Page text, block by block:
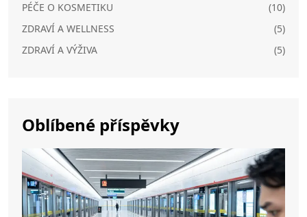
PÉČE O KOSMETIKU
(10)
ZDRAVÍ A WELLNESS
(5)
ZDRAVÍ A VÝŽIVA
(5)
Oblíbené příspěvky